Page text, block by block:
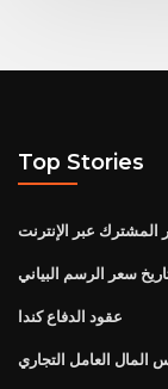
Top Stories
المشترك عبر الإنترنت
سعر الرسم البياني
عقود الدفاع كندا
المال العامل التجاري